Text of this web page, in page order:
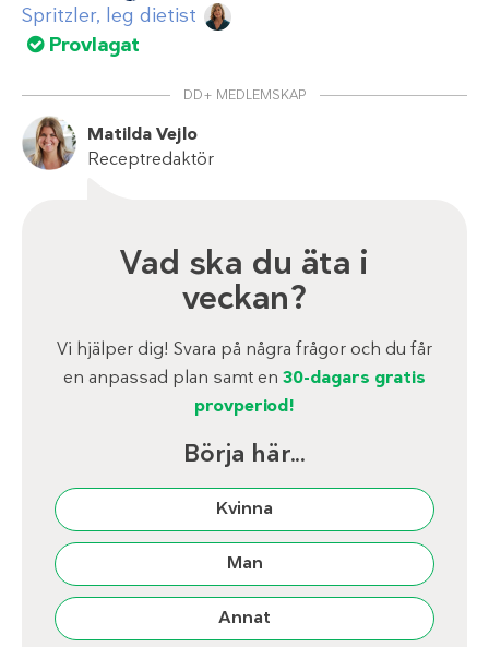
Spritzler, leg dietist
Provlagat
DD+ MEDLEMSKAP
Matilda Vejlo
Receptredaktör
Vad ska du äta i
veckan?
Vi hjälper dig! Svara på några frågor och du får
en anpassad plan samt en 30-dagars gratis
provperiod!
Börja här...
Kvinna
Man
Annat